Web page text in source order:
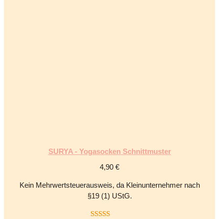
SURYA - Yogasocken Schnittmuster
4,90 €
Kein Mehrwertsteuerausweis, da Kleinunternehmer nach
§19 (1) UStG.